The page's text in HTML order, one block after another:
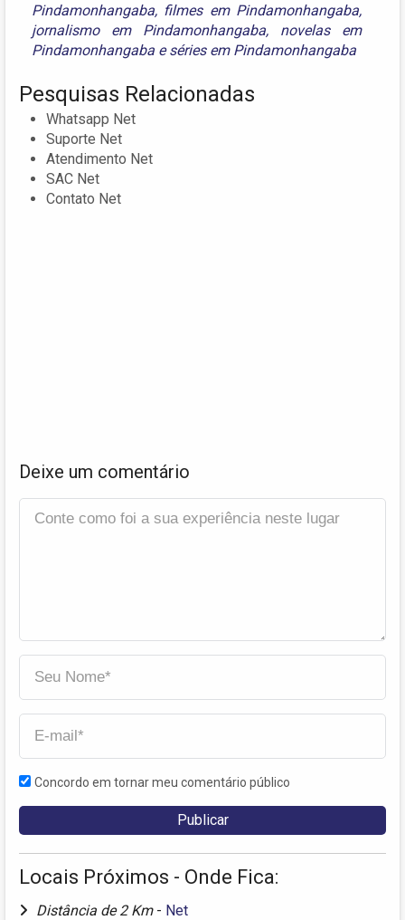
Pindamonhangaba, filmes em Pindamonhangaba,
jornalismo em Pindamonhangaba, novelas em
Pindamonhangaba eséries em Pindamonhangaba
Pesquisas Relacionadas
Whatsapp Net
Suporte Net
Atendimento Net
SAC Net
Contato Net
Deixe um comentário
Concordo em tornar meu comentário público
Locais Próximos - Onde Fica:
Distância de 2 Km - Net